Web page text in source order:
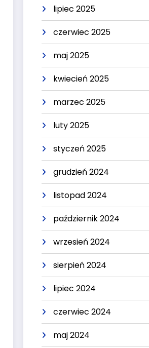
lipiec 2025
czerwiec 2025
maj 2025
kwiecień 2025
marzec 2025
luty 2025
styczeń 2025
grudzień 2024
listopad 2024
październik 2024
wrzesień 2024
sierpień 2024
lipiec 2024
czerwiec 2024
maj 2024